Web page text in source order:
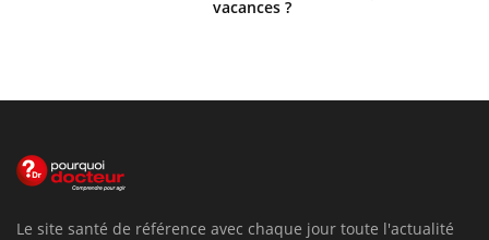
vacances ?
Le site santé de référence avec chaque jour toute l'actualité